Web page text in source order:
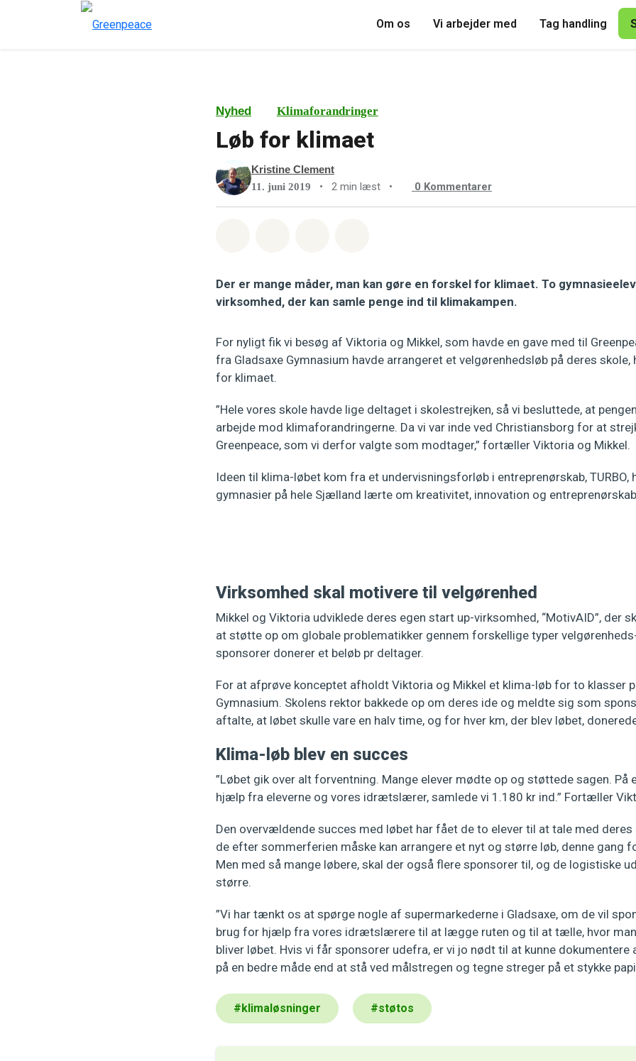
Om os Vi arbejder med Tag handling
Nyhed Klimaforandringer
Løb for klimaet
Kristine Clement
11. juni 2019 • 2 min læst • 0 Kommentarer
Der er mange måder, man kan gøre en forskel for klimaet. To
virksomhed, der kan samle penge ind til klimakampen.
For nyligt fik vi besøg af Viktoria og Mikkel, som havde en gave med til
fra Gladsaxe Gymnasium havde arrangeret et velgørenhedsløb på deres skole,
for klimaet.
”Hele vores skole havde lige deltaget i skolestrejken, så vi besluttede, at
arbejde mod klimaforandringerne. Da vi var inde ved Christiansborg for at
Greenpeace, som vi derfor valgte som modtager,” fortæller Viktoria og Mikkel.
Ideen til klima-løbet kom fra et undervisningsforløb i entreprenørskab, TURBO,
gymnasier på hele Sjælland lærte om kreativitet, innovation og
Virksomhed skal motivere til velgørenhed
Mikkel og Viktoria udviklede deres egen start up-virksomhed, “MotivAID”, der
at støtte op om globale problematikker gennem forskellige typer
sponsorer donerer et beløb pr deltager.
For at afprøve konceptet afholdt Viktoria og Mikkel et klima-løb for to klasser
Gymnasium. Skolens rektor bakkede op om deres ide og meldte sig som
aftalte, at løbet skulle vare en halv time, og for hver km, der blev løbet,
Klima-løb blev en succes
”Løbet gik over alt forventning. Mange elever mødte op og støttede sagen. På
hjælp fra eleverne og vores idrætslærer, samlede vi 1.180 kr ind.” Fortæller
Den overvældende succes med løbet har fået de to elever til at tale med
de efter sommerferien måske kan arrangere et nyt og større løb, denne gang
Men med så mange løbere, skal der også flere sponsorer til, og de logistiske
større.
”Vi har tænkt os at spørge nogle af supermarkederne i Gladsaxe, om de vil
brug for hjælp fra vores idrætslærere til at lægge ruten og til at tælle, hvor
bliver løbet. Hvis vi får sponsorer udefra, er vi jo nødt til at kunne dokumentere
på en bedre måde end at stå ved målstregen og tegne streger på et stykke
#klimaløsninger #støtos